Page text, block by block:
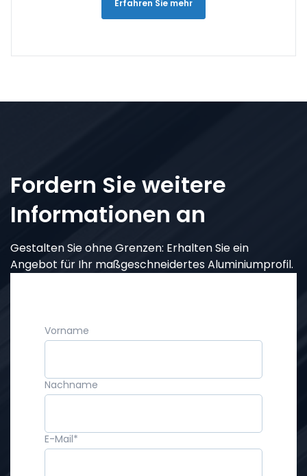
Erfahren Sie mehr
Fordern Sie weitere
Informationen an
Gestalten Sie ohne Grenzen: Erhalten Sie ein
Angebot für Ihr maßgeschneidertes Aluminiumprofil.
Vorname
Nachname
E-Mail*